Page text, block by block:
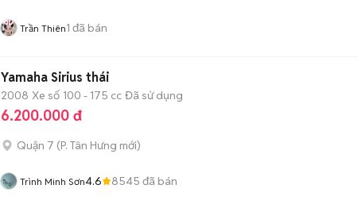
Trần Thiên1 đã bán
Yamaha Sirius thái
2008 Xe số 100 - 175 cc Đã sử dụng
6.200.000 đ
Quận 7 (P. Tân Hưng mới)
Trình Minh Sơn4.6 8545 đã bán